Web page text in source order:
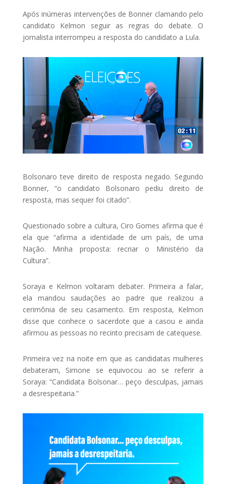
Após inúmeras intervenções de Bonner clamando pelo
candidato Kelmon seguir as regras do debate. O
jornalista interrompeu a resposta do candidato a Lula.
Bolsonaro teve direito de resposta negado. Segundo
Bonner, “o candidato Bolsonaro pediu direito de
resposta, mas sequer foi citado”.
Questionado sobre a cultura, Ciro Gomes afirma que é
ela que “afirma a identidade de um país, de uma
Nação. Minha proposta: recriar o Ministério da
Cultura”.
Soraya e Kelmon voltaram debater. Primeira a falar,
ela mandou saudações ao padre que realizou a
cerimônia de seu casamento. Em resposta, Kelmon
disse que conhece o sacerdote que a casou e ainda
afirmou as pessoas no recinto precisam de catequese.
Primeira vez na noite em que as candidatas mulheres
debateram, Simone se equivocou ao se referir a
Soraya: “Candidata Bolsonar… peço desculpas, jamais
a desrespeitaria.”